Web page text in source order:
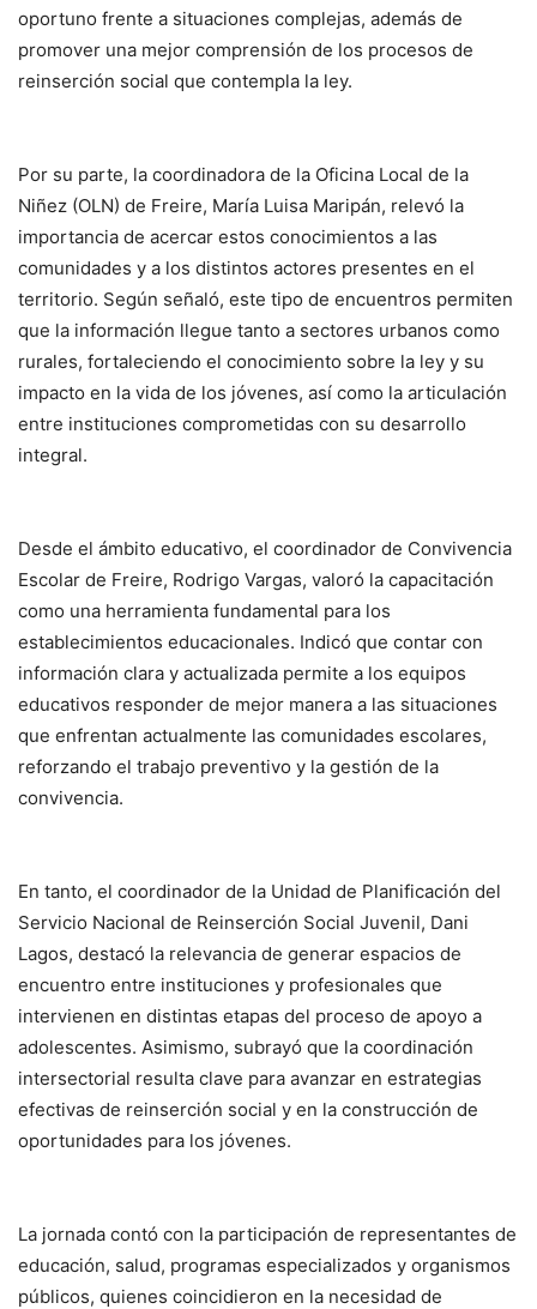
oportuno frente a situaciones complejas, además de
promover una mejor comprensión de los procesos de
reinserción social que contempla la ley.
Por su parte, la coordinadora de la Oficina Local de la
Niñez (OLN) de Freire, María Luisa Maripán, relevó la
importancia de acercar estos conocimientos a las
comunidades y a los distintos actores presentes en el
territorio. Según señaló, este tipo de encuentros permiten
que la información llegue tanto a sectores urbanos como
rurales, fortaleciendo el conocimiento sobre la ley y su
impacto en la vida de los jóvenes, así como la articulación
entre instituciones comprometidas con su desarrollo
integral.
Desde el ámbito educativo, el coordinador de Convivencia
Escolar de Freire, Rodrigo Vargas, valoró la capacitación
como una herramienta fundamental para los
establecimientos educacionales. Indicó que contar con
información clara y actualizada permite a los equipos
educativos responder de mejor manera a las situaciones
que enfrentan actualmente las comunidades escolares,
reforzando el trabajo preventivo y la gestión de la
convivencia.
En tanto, el coordinador de la Unidad de Planificación del
Servicio Nacional de Reinserción Social Juvenil, Dani
Lagos, destacó la relevancia de generar espacios de
encuentro entre instituciones y profesionales que
intervienen en distintas etapas del proceso de apoyo a
adolescentes. Asimismo, subrayó que la coordinación
intersectorial resulta clave para avanzar en estrategias
efectivas de reinserción social y en la construcción de
oportunidades para los jóvenes.
La jornada contó con la participación de representantes de
educación, salud, programas especializados y organismos
públicos, quienes coincidieron en la necesidad de